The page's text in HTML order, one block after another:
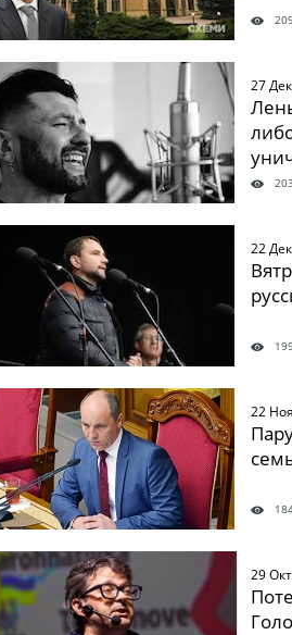
27
22
22
29